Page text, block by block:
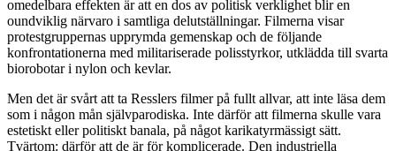
omedelbara effekten är att en dos av politisk verklighet blir en
oundviklig närvaro i samtliga delutställningar. Filmerna visar
protestgruppernas upprymda gemenskap och de följande
konfrontationerna med militariserade polisstyrkor, utklädda till svarta
biorobotar i nylon och kevlar.
Men det är svårt att ta Resslers filmer på fullt allvar, att inte läsa dem
som i någon mån självparodiska. Inte därför att filmerna skulle vara
estetiskt eller politiskt banala, på något karikatyrmässigt sätt.
Tvärtom: därför att de är för komplicerade. Den industriella